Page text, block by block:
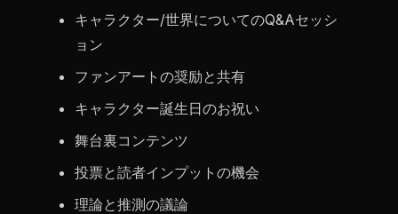
キャラクター/世界についてのQ&Aセッシ
ョン
ファンアートの奨励と共有
キャラクター誕生日のお祝い
舞台裏コンテンツ
投票と読者インプットの機会
理論と推測の議論